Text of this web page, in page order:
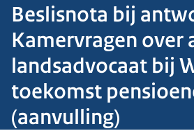
Beslisnota bij
Kamervragen over
landsadvocaat bij
toekomst
(aanvulling)